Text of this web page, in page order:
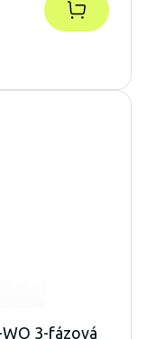
3-fázová